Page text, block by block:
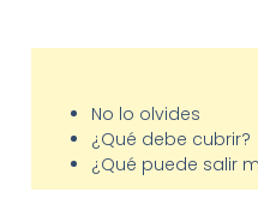
No lo olvides
¿Qué debe cubrir?
¿Qué puede salir